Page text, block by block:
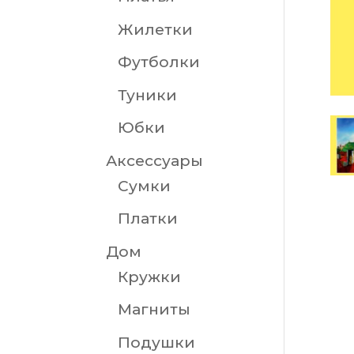
Жилетки
Футболки
Туники
Юбки
Аксессуары
Сумки
Платки
Дом
Кружки
Магниты
Подушки